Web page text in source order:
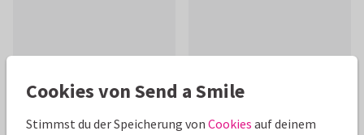
Schöne Extras zu deiner Karte
Cookies von Send a Smile
Stimmst du der Speicherung von Cookies auf deinem